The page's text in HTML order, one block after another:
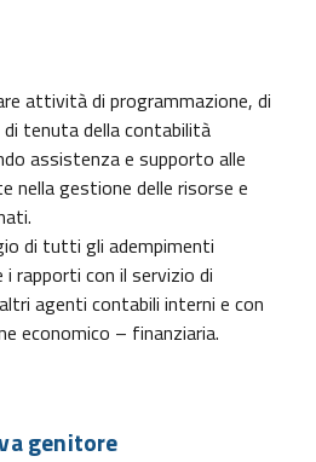
attività di programmazione, di
tenuta della contabilità
assistenza e supporto alle
nella gestione delle risorse e
di tutti gli adempimenti
rapporti con il servizio di
agenti contabili interni e con
economico – finanziaria.
genitore